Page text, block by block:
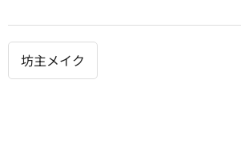
坊主メイク